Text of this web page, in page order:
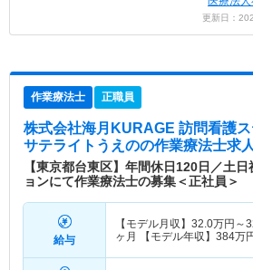
更新日：
作業療法士 正職員
株式会社海月KURAGE 訪問看護
サテライトうえのの作業療法士求
【東京都台東区】年間休日120日／土
ョンにて作業療法士の募集＜正社員＞
給与
【モデル月収】 32.0万円～
ヶ月 【モデル年収】 384万